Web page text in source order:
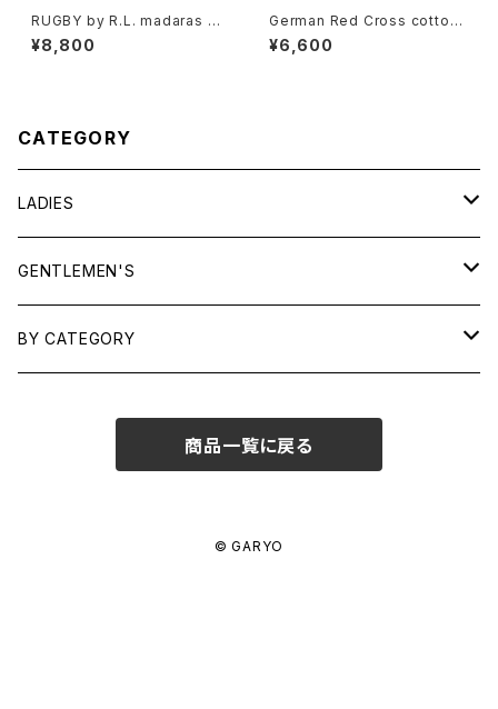
RUGBY by R.L. madaras pl
aid cotton Shorts
¥8,800
German Red Cross cotton
promotional shoulder Bag
¥6,600
CATEGORY
LADIES
TOPS
SHIRTS
OUTERWEAR
GENTLEMEN'S
TOPS
BY CATEGORY
商品一覧に戻る
© GARYO